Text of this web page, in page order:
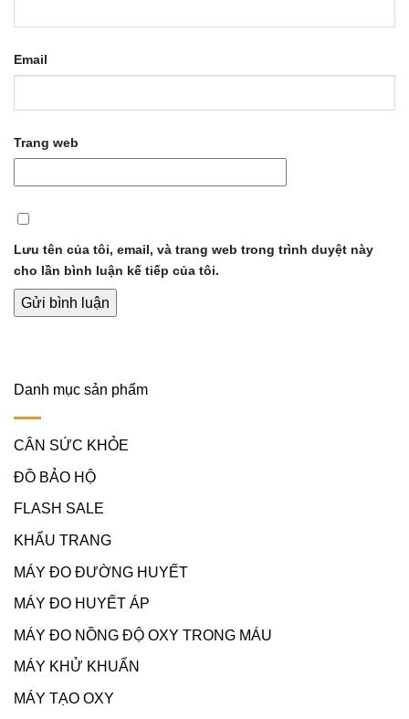
Email
Trang web
Lưu tên của tôi, email, và trang web trong trình duyệt này
cho lần bình luận kế tiếp của tôi.
Danh mục sản phẩm
CÂN SỨC KHỎE
ĐỒ BẢO HỘ
FLASH SALE
KHẨU TRANG
MÁY ĐO ĐƯỜNG HUYẾT
MÁY ĐO HUYẾT ÁP
MÁY ĐO NỒNG ĐỘ OXY TRONG MÁU
MÁY KHỬ KHUẨN
MÁY TẠO OXY